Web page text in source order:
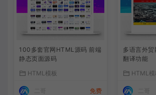
100多套官网HTML源码 前端
静态页面源码
HTML模板
免费
多语言外贸
翻译功能
HTML模